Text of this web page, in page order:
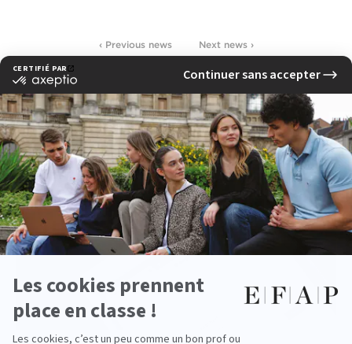
‹ Previous news Next news ›
See other news